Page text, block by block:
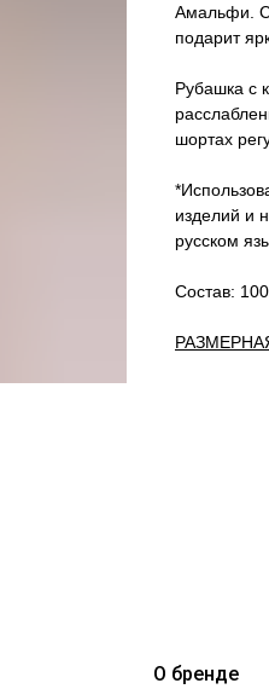
Амальфи.
подарит
Рубашка с
шортах
изделий и
русском
Состав:
О бренде